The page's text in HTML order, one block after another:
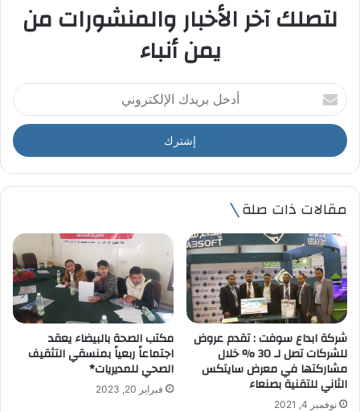
لتصلك آخر الأخبار والمنشورات من
يمن أنباء
أ
د
خ
ل
ر
د
ا
ل
إ
ل
ك
ر
و
ن
مقالات ذات صلة
شركة ابداع سوفت : تقدم عروض
للشركات تصل لـ 30 % خلال
مشاركتها في معرض سايتكس
الثاني للتقنية بصنعاء
نوفمبر 4, 2021
مكتب الصحة بالبيضاء يعقد
اجتماعاً ربعياً بمنسقي التثقيف
الصحي للمديريات*
فبراير 20, 2023